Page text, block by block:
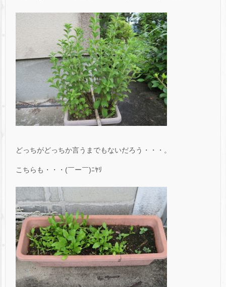
どっちがどっちか言うまでもないだろう・・・。
こちらも・・・(￣ー￣)ﾆﾔﾘ